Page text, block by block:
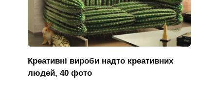
Креативні вироби надто креативних
людей, 40 фото